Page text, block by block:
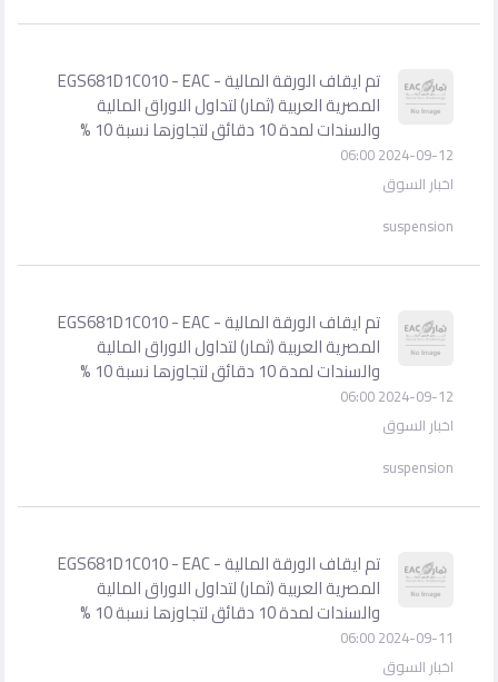
تم ايقاف الورقة المالية - EGS681D1C010 - EAC
المصرية العربية (ثمار) لتداول الاوراق المالية
والسندات لمدة 10 دقائق لتجاوزها نسبة 10 %
2024-09-12 06:00
اخبار السوق
suspension
تم ايقاف الورقة المالية - EGS681D1C010 - EAC
المصرية العربية (ثمار) لتداول الاوراق المالية
والسندات لمدة 10 دقائق لتجاوزها نسبة 10 %
2024-09-12 06:00
اخبار السوق
suspension
تم ايقاف الورقة المالية - EGS681D1C010 - EAC
المصرية العربية (ثمار) لتداول الاوراق المالية
والسندات لمدة 10 دقائق لتجاوزها نسبة 10 %
2024-09-11 06:00
اخبار السوق